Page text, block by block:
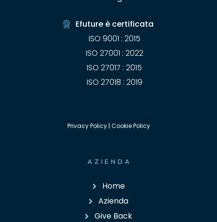
Efuture è certificata
ISO 9001 : 2015
ISO 27001 : 2022
ISO 27017 : 2015
ISO 27018 : 2019
Privacy Policy| Cookie Policy
AZIENDA
Home
Azienda
Give Back